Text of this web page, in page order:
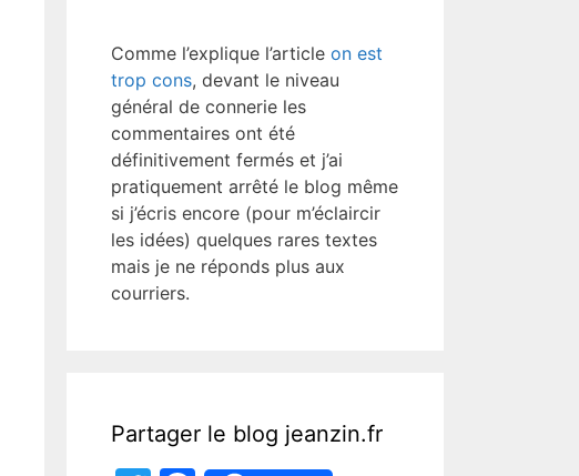
Comme l’explique l’article on est
trop cons, devant le niveau
général de connerie les
commentaires ont été
définitivement fermés et j’ai
pratiquement arrêté le blog même
si j’écris encore (pour m’éclaircir
les idées) quelques rares textes
mais je ne réponds plus aux
courriers.
Partager le blog jeanzin.fr